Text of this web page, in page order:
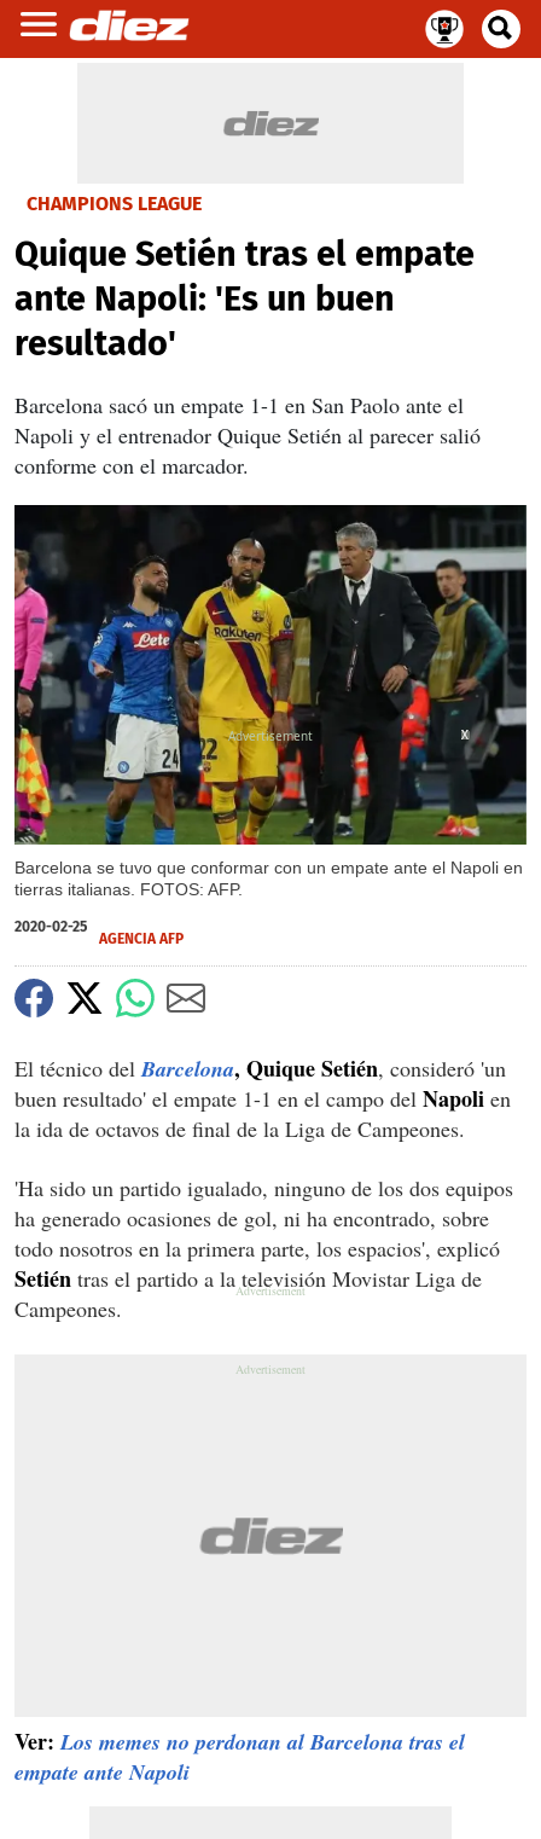
CHAMPIONS LEAGUE
Quique Setién tras el empate
ante Napoli: 'Es un buen
resultado'
Barcelona sacó un empate 1-1 en San Paolo ante el
Napoli y el entrenador Quique Setién al parecer salió
conforme con el marcador.
Barcelona se tuvo que conformar con un empate ante el Napoli en
tierras italianas. FOTOS: AFP.
X
X
2020-02-25
AGENCIA AFP
El técnico delBarcelona, Quique Setién, consideró 'un
buen resultado' el empate 1-1 en el campo del Napoli en
la ida de octavos de final de la Liga de Campeones.
'Ha sido un partido igualado, ninguno de los dos equipos
ha generado ocasiones de gol, ni ha encontrado, sobre
todo nosotros en la primera parte, los espacios', explicó
Setién tras el partido a la televisión Movistar Liga de
Campeones.
Ver:Los memes no perdonan al Barcelona tras el
empate ante Napoli